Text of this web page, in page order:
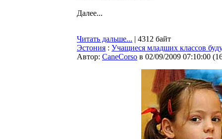
Далее...
Читать дальше... | 4312 байт
Эстония : Учащиеся младших классов
Автор: CaneCorso в 02/09/2009 07:10:00 (